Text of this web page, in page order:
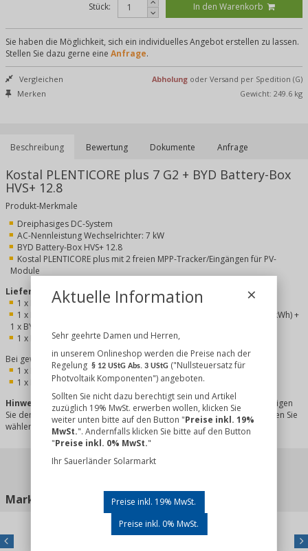
Stück: In den Warenkorb
Sie haben die Möglichkeit, sich ein individuelles Angebot erstellen zu lassen.
Stellen Sie dazu gerne eine Anfrage.
Vergleichen
Merken
Abholungoder Versand per Spedition (G)
Gewicht: 249.6 kg
Beschreibung Bewertung Dokumente Anfrage
Kostal PLENTICORE plus 7 G2 + BYD Battery-Box
HVS+ 12.8
Produkt-Merkmale
Dreiphasiges DC-System
AC-Nennleistung Wechselrichter: 7 kW
BYD Battery-Box HVS+ 12.8
Kostal PLENTICORE plus mit 2 freien MPP-Tracker/Eingängen für PV-
Module
Lieferumfang
1 x Kostal PLENTICORE plus 7 G2
1 x BYD Battery-Box HVS+ 12.8 (5 x BYD Batteriemodul HVS+ (2,56 kWh) +
1 x BYD Batteriekontrolleinheit)
1 x Kommunikationskabel (Batterie zu Wechselrichter)
Bei gewählter Option "Kostal Energiezähler"
1 x
Kostal Energy Meter Serie Poder
1 x Kostal Smart Energy Meter G2
Hinweis
: Zum Betrieb des Speichers mit dem PLENTICORE Plus benötigen
Sie den kostenpflichtigen Kostal Aktivierungscode. Diese Option können Sie
wählen.
Marken Zur Markenübersicht
Aktuelle Information
Sehr geehrte Damen und Herren,
in unserem Onlineshop werden die Preise nach der
Regelung § 12 UStG Abs. 3 UStG("Nullsteuersatz für
Photvoltaik Komponenten") angeboten.
Sollten Sie nicht dazu berechtigt sein und Artikel
zuzüglich 19% MwSt. erwerben wollen, klicken Sie
weiter unten bitte auf den Button "Preise inkl. 19%
MwSt.". Andernfalls klicken Sie bitte auf den Button
"Preise inkl. 0% MwSt."
Ihr Sauerländer Solarmarkt
Preise inkl. 19% MwSt.
Preise inkl. 0% MwSt.
×